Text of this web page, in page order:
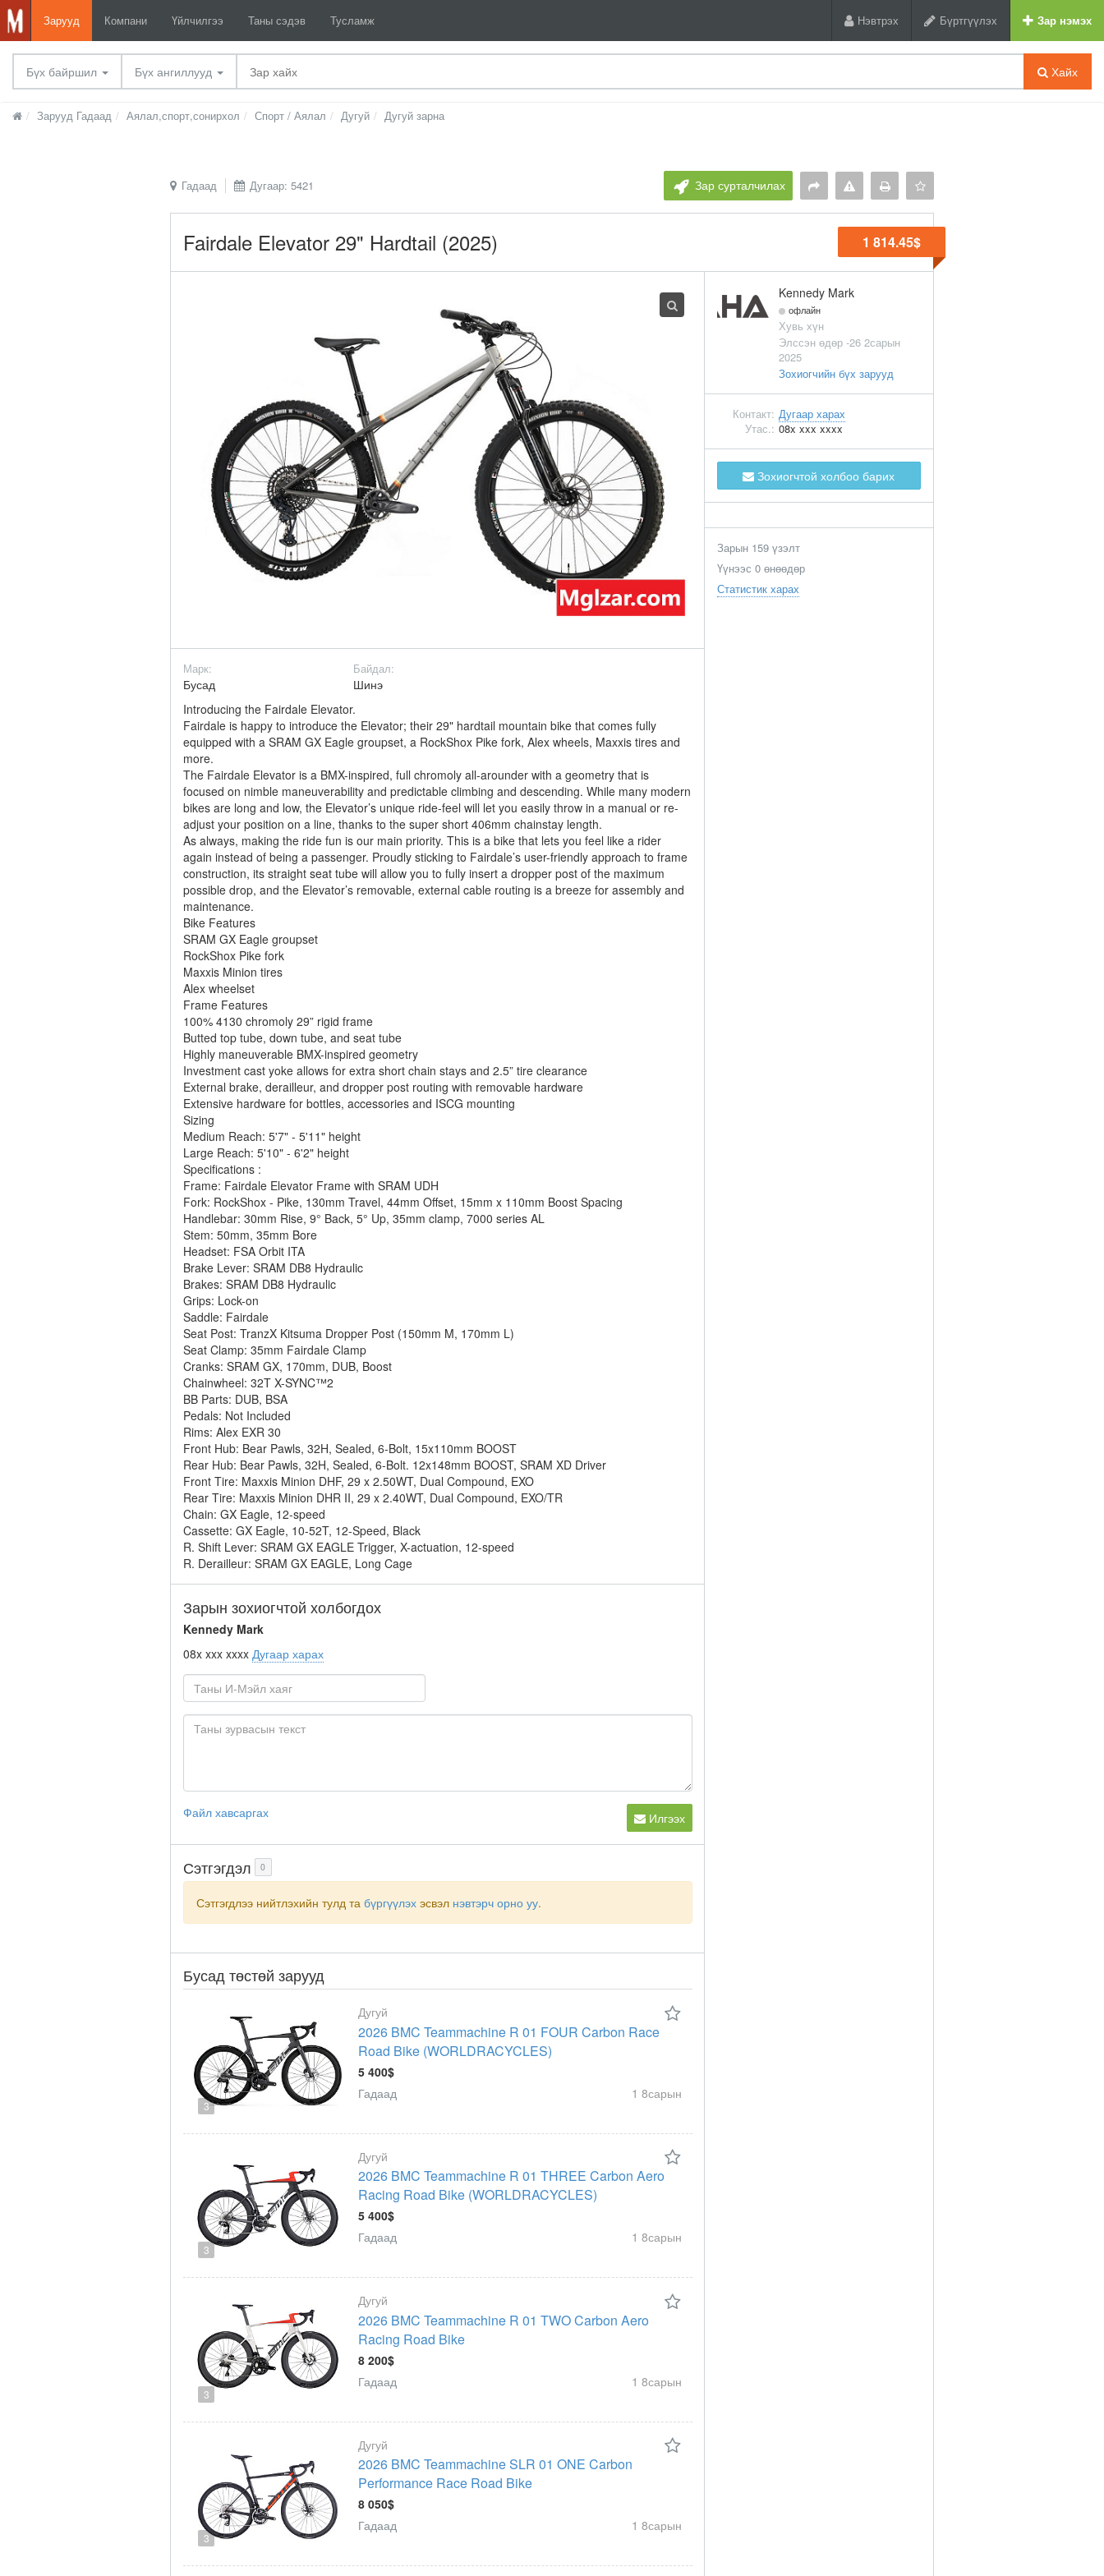
Зарууд Компани Үйлчилгээ Таны сэдэв Тусламж Нэвтрэх Бүртгүүлэх Зар нэмэх
Бүх байршил Бүх ангиллууд Хайх
Зарууд Гадаад Аялал,спорт,сонирхол Спорт / Аялал Дугуй Дугуй зарна
Гадаад Дугаар: 5421 Зар сурталчилах
Fairdale Elevator 29" Hardtail (2025) 1 814.45$
Марк:
Бусад
Байдал:
Шинэ
Introducing the Fairdale Elevator.
Fairdale is happy to introduce the Elevator; their 29" hardtail mountain bike that comes fully
equipped with a SRAM GX Eagle groupset, a RockShox Pike fork, Alex wheels, Maxxis tires and
more.
The Fairdale Elevator is a BMX-inspired, full chromoly all-arounder with a geometry that is
focused on nimble maneuverability and predictable climbing and descending. While many modern
bikes are long and low, the Elevator’s unique ride-feel will let you easily throw in a manual or re-
adjust your position on a line, thanks to the super short 406mm chainstay length.
As always, making the ride fun is our main priority. This is a bike that lets you feel like a rider
again instead of being a passenger. Proudly sticking to Fairdale’s user-friendly approach to frame
construction, its straight seat tube will allow you to fully insert a dropper post of the maximum
possible drop, and the Elevator’s removable, external cable routing is a breeze for assembly and
maintenance.
Bike Features
SRAM GX Eagle groupset
RockShox Pike fork
Maxxis Minion tires
Alex wheelset
Frame Features
100% 4130 chromoly 29” rigid frame
Butted top tube, down tube, and seat tube
Highly maneuverable BMX-inspired geometry
Investment cast yoke allows for extra short chain stays and 2.5” tire clearance
External brake, derailleur, and dropper post routing with removable hardware
Extensive hardware for bottles, accessories and ISCG mounting
Sizing
Medium Reach: 5'7" - 5'11" height
Large Reach: 5'10" - 6'2" height
Specifications :
Frame: Fairdale Elevator Frame with SRAM UDH
Fork: RockShox - Pike, 130mm Travel, 44mm Offset, 15mm x 110mm Boost Spacing
Handlebar: 30mm Rise, 9° Back, 5° Up, 35mm clamp, 7000 series AL
Stem: 50mm, 35mm Bore
Headset: FSA Orbit ITA
Brake Lever: SRAM DB8 Hydraulic
Brakes: SRAM DB8 Hydraulic
Grips: Lock-on
Saddle: Fairdale
Seat Post: TranzX Kitsuma Dropper Post (150mm M, 170mm L)
Seat Clamp: 35mm Fairdale Clamp
Cranks: SRAM GX, 170mm, DUB, Boost
Chainwheel: 32T X-SYNC™2
BB Parts: DUB, BSA
Pedals: Not Included
Rims: Alex EXR 30
Front Hub: Bear Pawls, 32H, Sealed, 6-Bolt, 15x110mm BOOST
Rear Hub: Bear Pawls, 32H, Sealed, 6-Bolt. 12x148mm BOOST, SRAM XD Driver
Front Tire: Maxxis Minion DHF, 29 x 2.50WT, Dual Compound, EXO
Rear Tire: Maxxis Minion DHR II, 29 x 2.40WT, Dual Compound, EXO/TR
Chain: GX Eagle, 12-speed
Cassette: GX Eagle, 10-52T, 12-Speed, Black
R. Shift Lever: SRAM GX EAGLE Trigger, X-actuation, 12-speed
R. Derailleur: SRAM GX EAGLE, Long Cage
Зарын зохиогчтой холбогдох
Kennedy Mark
08x xxx xxxx Дугаар харах
Файл хавсаргах Илгээх
Сэтгэгдэл 0
Сэтгэгдлээ нийтлэхийн тулд та бүргүүлэх эсвэл нэвтэрч орно уу.
Бусад төстөй зарууд
3
Дугуй
2026 BMC Teammachine R 01 FOUR Carbon Race
Road Bike (WORLDRACYCLES)
5 400$
Гадаад
1 8сарын
3
Дугуй
2026 BMC Teammachine R 01 THREE Carbon Aero
Racing Road Bike (WORLDRACYCLES)
5 400$
Гадаад
1 8сарын
3
Дугуй
2026 BMC Teammachine R 01 TWO Carbon Aero
Racing Road Bike
8 200$
Гадаад
1 8сарын
3
Дугуй
2026 BMC Teammachine SLR 01 ONE Carbon
Performance Race Road Bike
8 050$
Гадаад
1 8сарын
Kennedy Mark
офлайн
Хувь хүн
Элссэн өдөр -26 2сарын
2025
Зохиогчийн бүх зарууд
Контакт: Дугаар харах
Утас.: 08x xxx xxxx
Зохиогчтой холбоо барих
Зарын 159 үзэлт
Үүнээс 0 өнөөдөр
Статистик харах